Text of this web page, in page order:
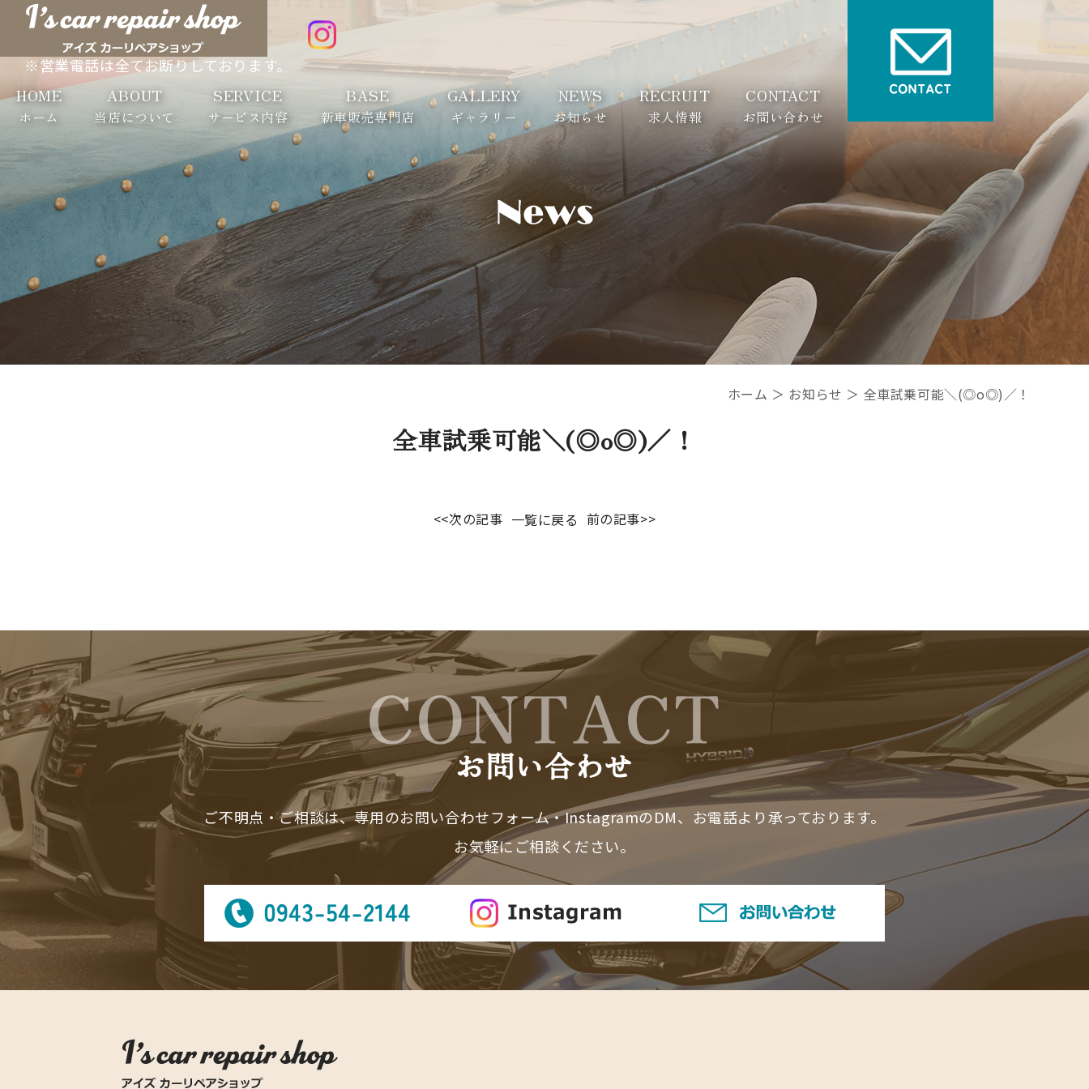
※営業電話は全てお断りしております。
HOME
ホーム
ABOUT
当店について
SERVICE
サービス内容
BASE
新車販売専門店
GALLERY
ギャラリー
NEWS
お知らせ
RECRUIT
求人情報
CONTACT
お問い合わせ
ホーム ＞ お知らせ ＞ 全車試乗可能＼(◎o◎)／！
全車試乗可能＼(◎o◎)／！
<<次の記事 一覧に戻る 前の記事>>
お問い合わせ
ご不明点・ご相談は、専用のお問い合わせフォーム・InstagramのDM、お電話より承っております。
お気軽にご相談ください。